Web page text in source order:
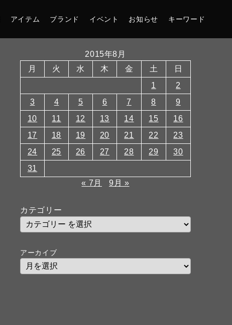
アイテム ブランド イベント お知らせ キーワード
2015年8月
月
火 水 木 金 土
日
1
2
3
4 5 6 7 8
9
10
11 12 13 14 15
16
17
18 19 20 21 22
23
24
25 26 27 28 29
30
31
« 7月
9月 »
カテゴリー
アーカイブ